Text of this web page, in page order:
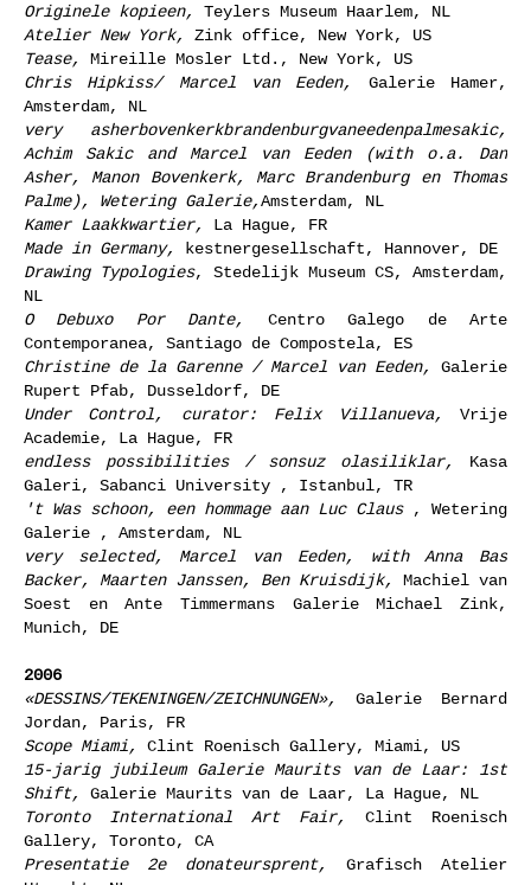
Originele kopieen,
Teylers Museum Haarlem, NL
Atelier New York,
Zink office, New York, US
Tease,
Mireille Mosler Ltd., New York, US
Chris Hipkiss/ Marcel van Eeden,
Galerie Hamer,
Amsterdam, NL
very asherbovenkerkbrandenburgvaneedenpalmesakic,
Achim Sakic and Marcel van Eeden (with o.a. Dan
Asher, Manon Bovenkerk, Marc Brandenburg en Thomas
Palme),
Wetering Galerie,Amsterdam, NL
Kamer Laakkwartier,
La Hague, FR
Made in Germany,
kestnergesellschaft, Hannover, DE
Drawing Typologies, Stedelijk Museum CS, Amsterdam,
NL
O Debuxo Por Dante,
Centro Galego de Arte
Contemporanea, Santiago de Compostela, ES
Christine de la Garenne / Marcel van Eeden,
Galerie
Rupert Pfab, Dusseldorf, DE
Under Control, curator: Felix Villanueva,
Vrije
Academie, La Hague, FR
endless possibilities / sonsuz olasiliklar,
Kasa
Galeri, Sabanci University , Istanbul, TR
't Was schoon, een hommage aan Luc Claus, Wetering
Galerie , Amsterdam, NL
very selected, Marcel van Eeden, with Anna Bas
Backer, Maarten Janssen, Ben Kruisdijk,
Machiel van
Soest en Ante Timmermans Galerie Michael Zink,
Munich, DE
2006
«DESSINS/TEKENINGEN/ZEICHNUNGEN»,
Galerie Bernard
Jordan, Paris, FR
Scope Miami,
Clint Roenisch Gallery, Miami, US
15-jarig jubileum Galerie Maurits van de Laar: 1st
Shift,
Galerie Maurits van de Laar, La Hague, NL
Toronto International Art Fair,
Clint Roenisch
Gallery, Toronto, CA
Presentatie 2e donateursprent,
Grafisch Atelier